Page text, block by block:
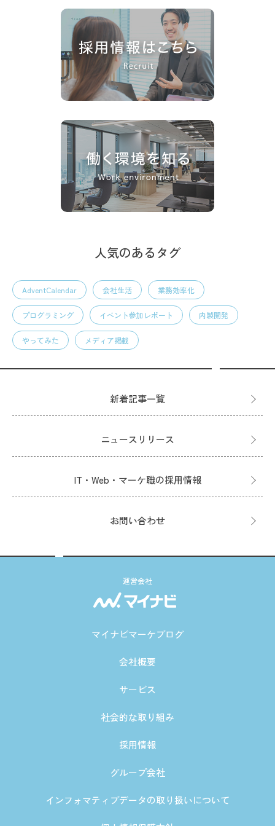
人気のあるタグ
AdventCalendar 会社生活 業務効率化
プログラミング イベント参加レポート 内製開発
やってみた メディア掲載
新着記事一覧
ニュースリリース
IT・Web・マーケ職の採用情報
お問い合わせ
運営会社
マイナビマーケブログ
会社概要
サービス
社会的な取り組み
採用情報
グループ会社
インフォマティブデータの取り扱いについて